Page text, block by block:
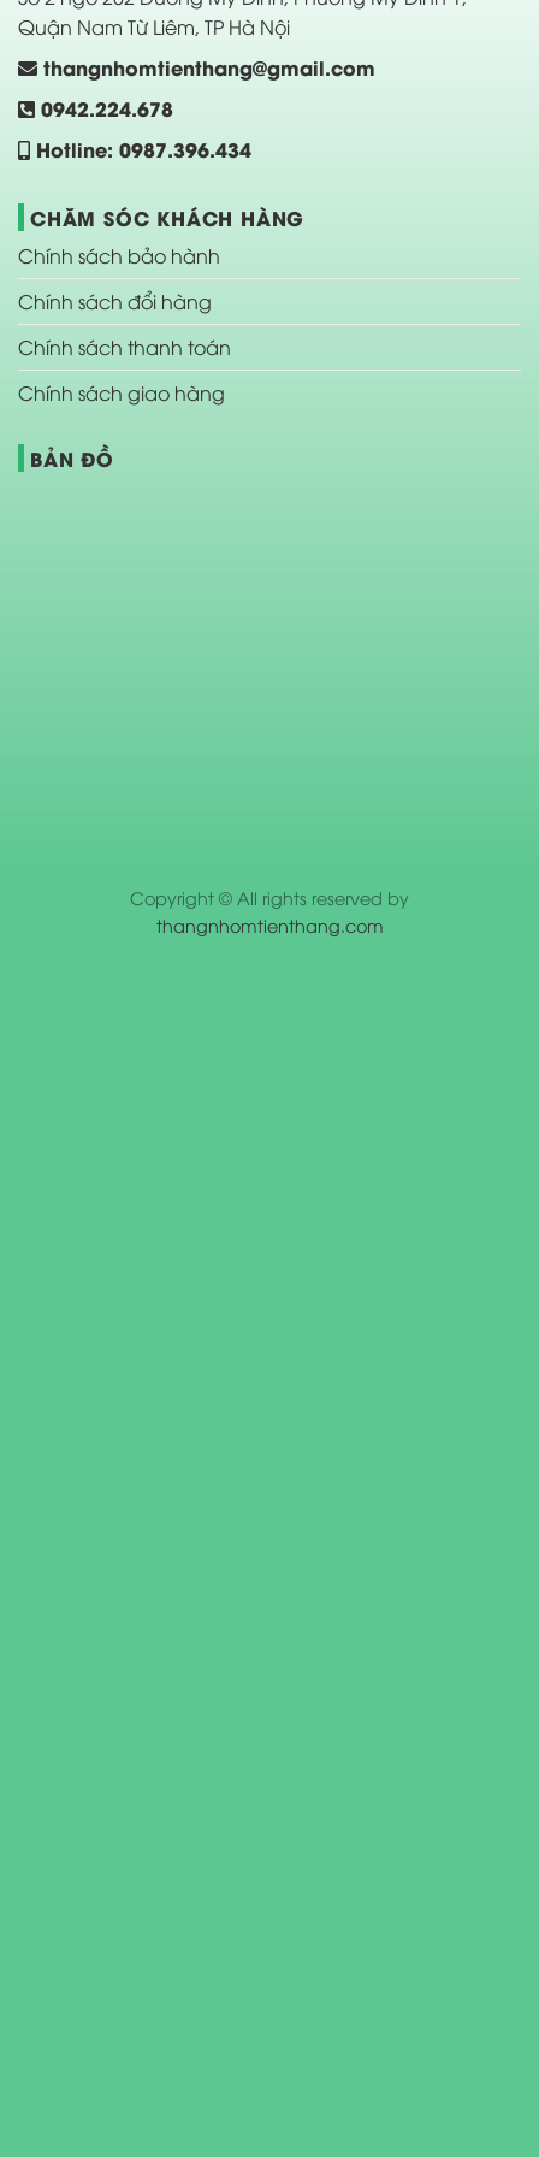
Quận Nam Từ Liêm, TP Hà Nội
thangnhomtienthang@gmail.com
0942.224.678
Hotline: 0987.396.434
CHĂM SÓC KHÁCH HÀNG
Chính sách bảo hành
Chính sách đổi hàng
Chính sách thanh toán
Chính sách giao hàng
BẢN ĐỒ
Copyright © All rights reserved by
thangnhomtienthang.com